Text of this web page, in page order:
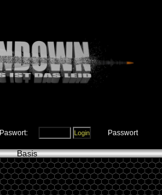
Paswort:
Passwort
Basis